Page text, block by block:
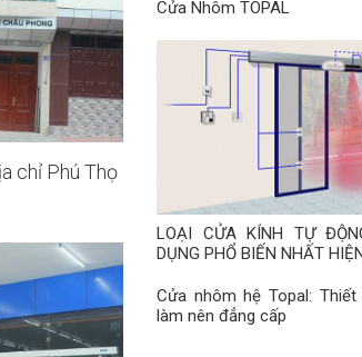
chỉ Phú Thọ
Cửa Nhôm TOPAL
LOẠI CỬA KÍNH TỰ
DỤNG PHỔ BIẾN NHẤT
Cửa nhôm hệ Topal:
làm nên đẳng cấp